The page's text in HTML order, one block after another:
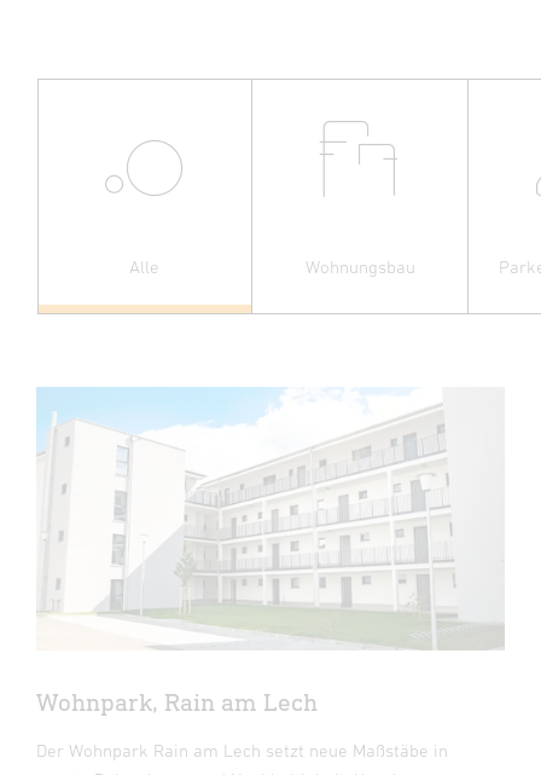
Alle Wohnungsbau
Wohnpark, Rain am Lech
Der Wohnpark Rain am Lech setzt neue Maßstäbe in